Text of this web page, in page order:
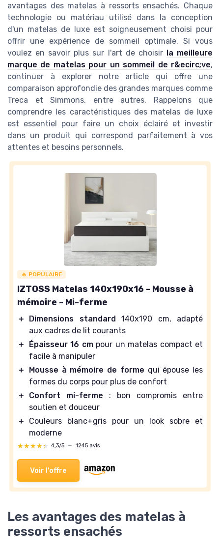
avantages des matelas à ressorts ensachés. Chaque
technologie ou matériau utilisé dans la conception
d'un matelas de luxe est soigneusement choisi pour
offrir une expérience de sommeil optimale. Si vous
voulez en savoir plus sur l'art de choisir la meilleure
marque de matelas pour un sommeil de r&ecirc;ve,
continuer à explorer notre article qui offre une
comparaison approfondie des grandes marques comme
Treca et Simmons, entre autres. Rappelons que
comprendre les caractéristiques des matelas de luxe
est essentiel pour faire un choix éclairé et investir
dans un produit qui correspond parfaitement à vos
attentes et besoins personnels.
🔥 POPULAIRE
IZTOSS Matelas 140x190x16 - Mousse à
mémoire - Mi-ferme
＋ Dimensions standard 140x190 cm, adapté
aux cadres de lit courants
＋
Épaisseur 16 cmpour un matelas compact et
facile à manipuler
＋
Mousse à mémoire de forme qui épouse les
formes du corps pour plus de confort
＋
Confort mi-ferme : bon compromis entre
soutien et douceur
＋
Couleurs blanc+gris pour un look sobre et
moderne
★★★★★
★★★★★ 4,3/5 — 1245 avis
Voir l'offre
Les avantages des matelas à
ressorts ensachés